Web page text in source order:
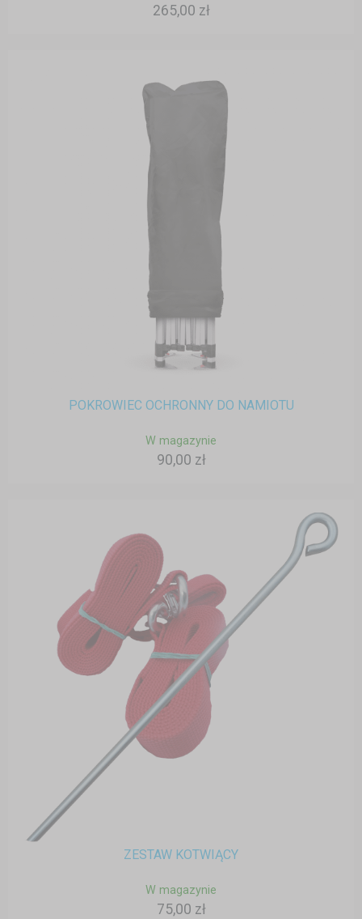
265,00 zł
POKROWIEC OCHRONNY DO NAMIOTU
W magazynie
90,00 zł
ZESTAW KOTWIĄCY
W magazynie
75,00 zł